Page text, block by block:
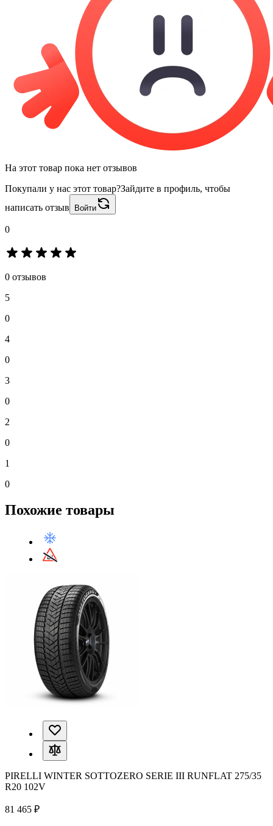
На этот товар пока нет отзывов
Покупали у нас этот товар?Зайдите в профиль, чтобы
написать отзыв
Войти
0
0 отзывов
5
0
4
0
3
0
2
0
1
0
Похожие товары
PIRELLI WINTER SOTTOZERO SERIE III RUNFLAT 275/35
R20 102V
81 465 ₽